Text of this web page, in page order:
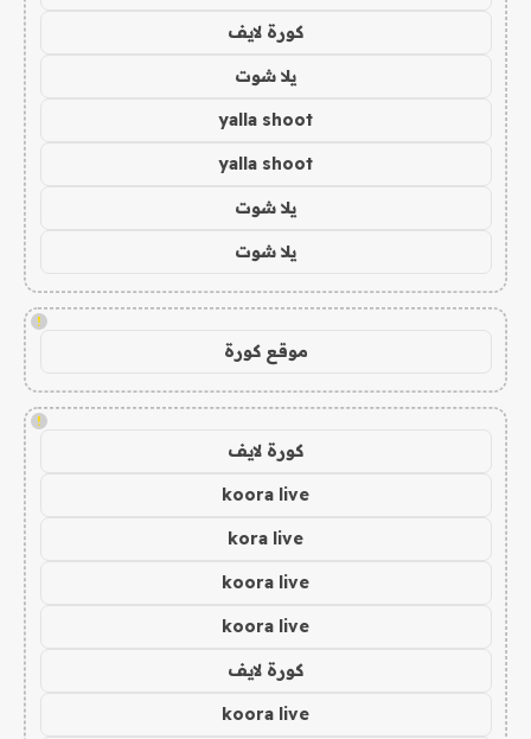
كورة لايف
يلا شوت
yalla shoot
yalla shoot
يلا شوت
يلا شوت
!
موقع كورة
!
كورة لايف
koora live
kora live
koora live
koora live
كورة لايف
koora live